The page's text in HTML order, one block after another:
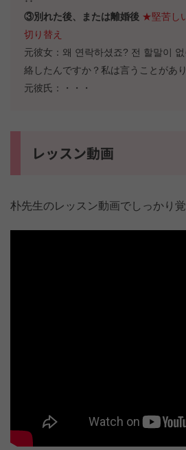
③別れた後、または離婚後 ★堅苦し
切り替え
元彼女：왜 연락하셨죠? 전 할말이
絡したんですか？私は言うことがあり
元彼氏：・・・
レッスン動画
朴先生のレッスン動画でしっかり覚